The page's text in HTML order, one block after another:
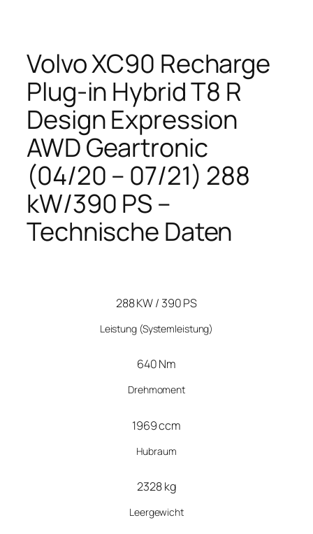
Volvo XC90 Recharge
Plug-in Hybrid T8 R
Design Expression
AWD Geartronic
(04/20 – 07/21) 288
kW/390 PS –
Technische Daten
288 KW / 390 PS
Leistung(Systemleistung)
640 Nm
Drehmoment
1969 ccm
Hubraum
2328 kg
Leergewicht